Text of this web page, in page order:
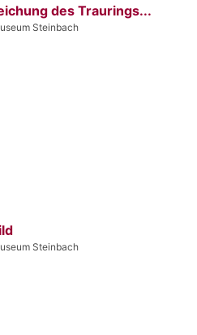
des Traurings...
Steinbach
Steinbach